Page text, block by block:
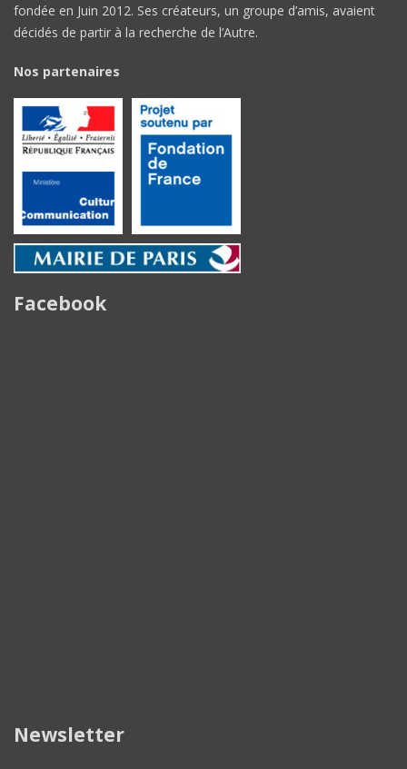
fondée en Juin 2012. Ses créateurs, un groupe d’amis, avaient
décidés de partir à la recherche de l’Autre.
Nos partenaires
Facebook
Newsletter